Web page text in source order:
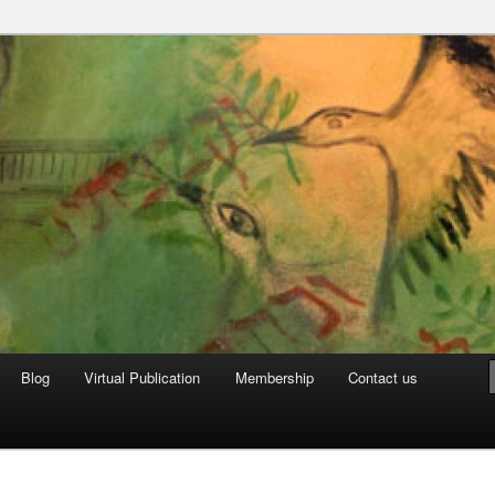
Archive
Blog Virtual Publication Membership Contact us